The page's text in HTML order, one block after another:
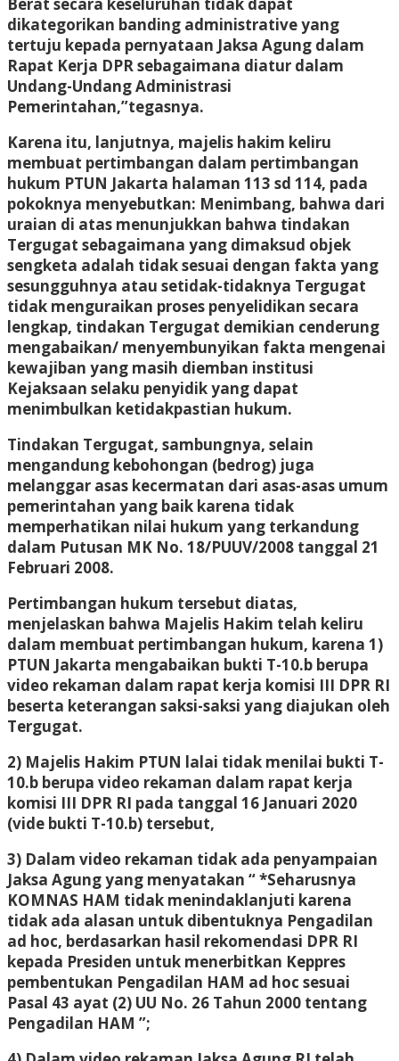
dikategorikan banding administrative yang
tertuju kepada pernyataan Jaksa Agung dalam
Rapat Kerja DPR sebagaimana diatur dalam
Undang-Undang Administrasi
Pemerintahan,”tegasnya.
Karena itu, lanjutnya, majelis hakim keliru
membuat pertimbangan dalam pertimbangan
hukum PTUN Jakarta halaman 113 sd 114, pada
pokoknya menyebutkan: Menimbang, bahwa dari
uraian di atas menunjukkan bahwa tindakan
Tergugat sebagaimana yang dimaksud objek
sengketa adalah tidak sesuai dengan fakta yang
sesungguhnya atau setidak-tidaknya Tergugat
tidak menguraikan proses penyelidikan secara
lengkap, tindakan Tergugat demikian cenderung
mengabaikan/ menyembunyikan fakta mengenai
kewajiban yang masih diemban institusi
Kejaksaan selaku penyidik yang dapat
menimbulkan ketidakpastian hukum.
Tindakan Tergugat, sambungnya, selain
mengandung kebohongan (bedrog) juga
melanggar asas kecermatan dari asas-asas umum
pemerintahan yang baik karena tidak
memperhatikan nilai hukum yang terkandung
dalam Putusan MK No. 18/PUUV/2008 tanggal 21
Februari 2008.
Pertimbangan hukum tersebut diatas,
menjelaskan bahwa Majelis Hakim telah keliru
dalam membuat pertimbangan hukum, karena 1)
PTUN Jakarta mengabaikan bukti T-10.b berupa
video rekaman dalam rapat kerja komisi III DPR RI
beserta keterangan saksi-saksi yang diajukan oleh
Tergugat.
2) Majelis Hakim PTUN lalai tidak menilai bukti T-
10.b berupa video rekaman dalam rapat kerja
komisi III DPR RI pada tanggal 16 Januari 2020
(vide bukti T-10.b) tersebut,
3) Dalam video rekaman tidak ada penyampaian
Jaksa Agung yang menyatakan “ *Seharusnya
KOMNAS HAM tidak menindaklanjuti karena
tidak ada alasan untuk dibentuknya Pengadilan
ad hoc, berdasarkan hasil rekomendasi DPR RI
kepada Presiden untuk menerbitkan Keppres
pembentukan Pengadilan HAM ad hoc sesuai
Pasal 43 ayat (2) UU No. 26 Tahun 2000 tentang
Pengadilan HAM ”;